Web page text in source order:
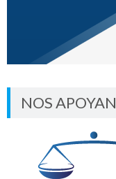
NOS APOYAN